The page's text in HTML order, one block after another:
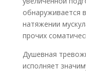
обнаруживается
натяжении
прочих
Душевная
исполняет